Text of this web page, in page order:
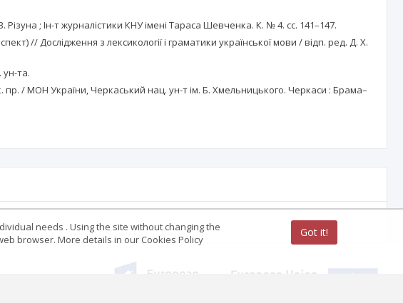
Різуна ; Ін-т журналістики КНУ імені Тараса Шевченка. К. № 4. сс. 141–147.
// Дослідження з лексикології і граматики української мови / відп. ред. Д. Х.
ун-та.
пр. / МОН України, Черкаський нац. ун-т ім. Б. Хмельницького. Черкаси : Брама–
needs . Using the site without changing the
browser. More details in our Cookies Policy
Got it!